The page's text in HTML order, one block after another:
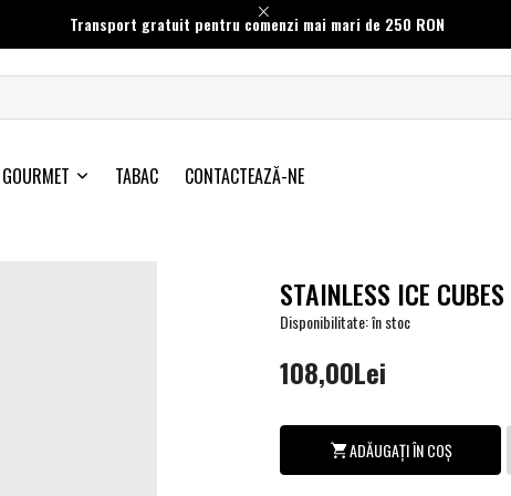
Transport gratuit pentru comenzi mai mari de 250 RON
GOURMET TABAC CONTACTEAZĂ-NE
STAINLESS ICE CUBES
Disponibilitate: în stoc
108,00Lei
ADĂUGAȚI ÎN COȘ